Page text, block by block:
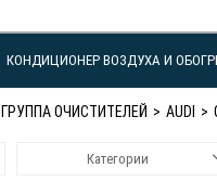
КОНДИЦИОНЕР ВОЗДУХА И
ГРУППА ОЧИСТИТЕЛЕЙ AUDI
Категории